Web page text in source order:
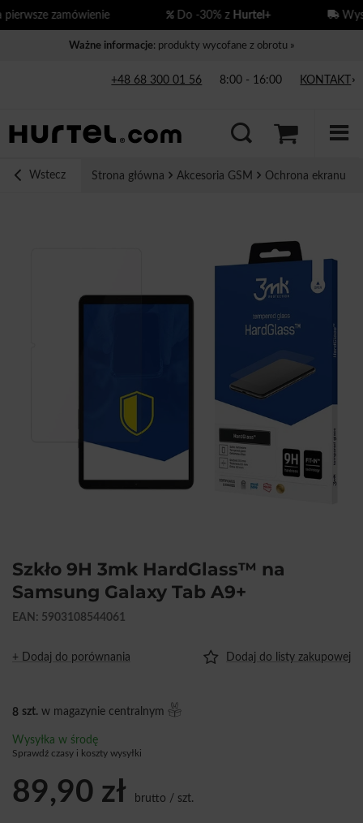
zamówienie Do -30% zHurtel+
Ważne informacje: produkty wycofane z obrotu »
+48 68 300 01 56 8:00 - 16:00 KONTAKT
Wstecz Strona główna Akcesoria GSM Ochrona ekranu
Szkło 9H 3mk HardGlass™ na
Samsung Galaxy Tab A9+
EAN: 5903108544061
+ Dodaj do porównania Dodaj do listy zakupowej
8 szt. w magazynie centralnym
Wysyłka w środę
Sprawdź czasy i koszty wysyłki
89,90 zł brutto / szt.